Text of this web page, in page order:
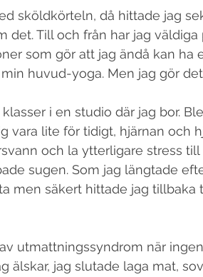
sköldkörteln, då hittade jag
det. Till och från har jag
som gör att jag ändå kan ha
huvud-yoga. Men jag gör
i en studio där jag bor.
vara lite för tidigt, hjärnan och
och la ytterligare stress
sugen. Som jag längtade
men säkert hittade jag tillbaka
utmattningssyndrom när
älskar, jag slutade laga mat,